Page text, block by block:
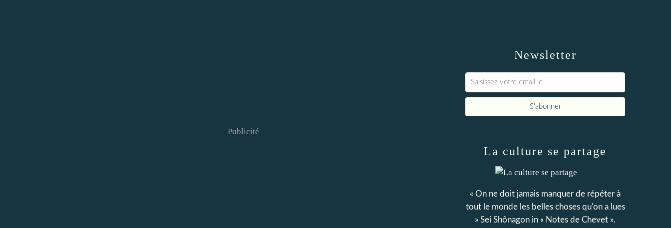
Publicité
Newsletter
La culture se partage
« On ne doit jamais manquer de répéter à
tout le monde les belles choses qu'on a lues
» Sei Shônagon in « Notes de Chevet ».